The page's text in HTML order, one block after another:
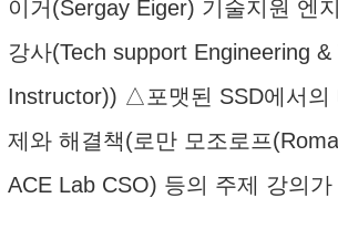
이거(Sergay Eiger) 기술지원 엔
강사(Tech support Engineering &
Instructor)) △포맷된 SSD에서의
제와 해결책(로만 모조로프
ACE Lab CSO) 등의 주제 강의가